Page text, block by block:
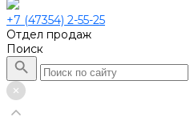
+7 (47354) 2-55-25
Отдел продаж
Поиск